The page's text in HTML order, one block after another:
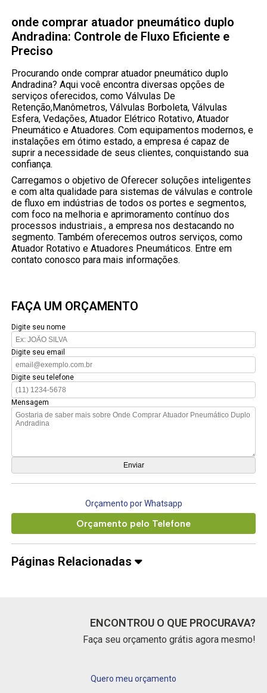
onde comprar atuador pneumático duplo
Andradina: Controle de Fluxo Eficiente e
Preciso
Procurando onde comprar atuador pneumático duplo
Andradina? Aqui você encontra diversas opções de
serviços oferecidos, como Válvulas De
Retenção,Manômetros, Válvulas Borboleta, Válvulas
Esfera, Vedações, Atuador Elétrico Rotativo, Atuador
Pneumático e Atuadores. Com equipamentos modernos, e
instalações em ótimo estado, a empresa é capaz de
suprir a necessidade de seus clientes, conquistando sua
confiança.
Carregamos o objetivo de Oferecer soluções inteligentes
e com alta qualidade para sistemas de válvulas e controle
de fluxo em indústrias de todos os portes e segmentos,
com foco na melhoria e aprimoramento contínuo dos
processos industriais., a empresa nos destacando no
segmento. Também oferecemos outros serviços, como
Atuador Rotativo e Atuadores Pneumáticos. Entre em
contato conosco para mais informações.
FAÇA UM ORÇAMENTO
Digite seu nome
Digite seu email
Digite seu telefone
Mensagem
Orçamento por Whatsapp
Orçamento pelo Telefone
Páginas Relacionadas
ENCONTROU O QUE PROCURAVA?
Faça seu orçamento grátis agora mesmo!
Quero meu orçamento